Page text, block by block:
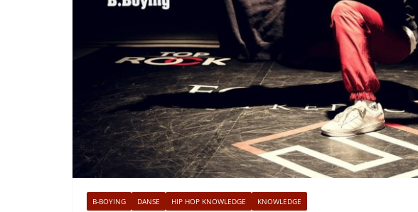
B-BOYING DANSE HIP HOP KNOWLEDGE KNOWLEDGE